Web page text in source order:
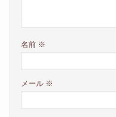
名前 ※
メール ※